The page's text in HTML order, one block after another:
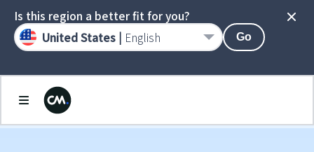
Is this region a better fit for you?
United States | English Go